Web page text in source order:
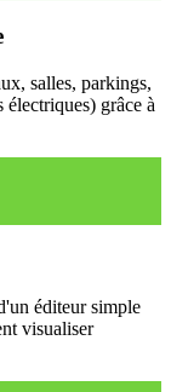
salles, parkings,
grâce à
éditeur simple
visualiser